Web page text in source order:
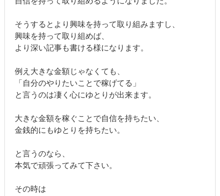
そうするとより興味を持って取り組みますし、
興味を持って取り組めば、
より深い記事も書ける様になります。
例え大きな金額じゃなくても、
「自分のやりたいことで稼げてる」
と言うのは凄く心にゆとりが出来ます。
大きな金額を稼ぐことで自信を持ちたい、
金銭的にもゆとりを持ちたい。
と言うのなら、
本気で頑張ってみて下さい。
その時は